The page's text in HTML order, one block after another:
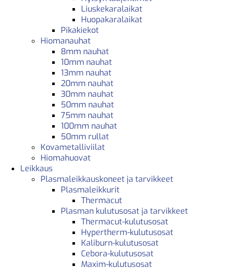
Liuskekaralaikat
Huopakaralaikat
Pikakiekot
Hiomanauhat
8mm nauhat
10mm nauhat
13mm nauhat
20mm nauhat
30mm nauhat
50mm nauhat
75mm nauhat
100mm nauhat
50mm rullat
Kovametalliviilat
Hiomahuovat
Leikkaus
Plasmaleikkauskoneet ja tarvikkeet
Plasmaleikkurit
Thermacut
Plasman kulutusosat ja tarvikkeet
Thermacut-kulutusosat
Hypertherm-kulutusosat
Kaliburn-kulutusosat
Cebora-kulutusosat
Maxim-kulutusosat